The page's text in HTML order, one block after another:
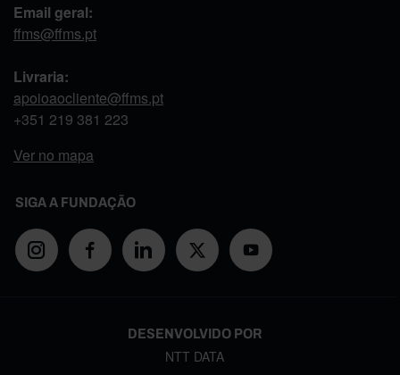
Email geral:
ffms@ffms.pt
Livraria:
apoioaocliente@ffms.pt
+351 219 381 223
Ver no mapa
SIGA A FUNDAÇÃO
DESENVOLVIDO POR
NTT DATA